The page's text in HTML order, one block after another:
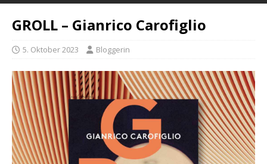
GROLL – Gianrico Carofiglio
5. Oktober 2023 Bloggerin